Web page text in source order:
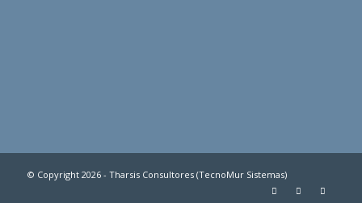
© Copyright 2026 - Tharsis Consultores (TecnoMur Sistemas)